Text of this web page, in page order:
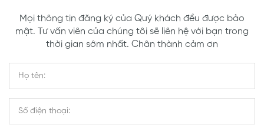
Mọi thông tin đăng ký của Quý khách đều được bảo
mật. Tư vấn viên của chúng tôi sẽ liên hệ với bạn trong
thời gian sớm nhất. Chân thành cảm ơn